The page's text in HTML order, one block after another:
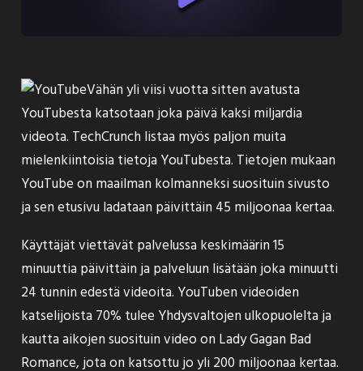
Vähän yli viisi vuotta sitten avatusta
YouTubesta katsotaan joka päivä kaksi miljardia
videota. TechCrunch listaa myös paljon muita
mielenkiintoisia tietoja YouTubesta. Tietojen mukaan
YouTube on maailman kolmanneksi suosituin sivusto
ja sen etusivu ladataan päivittäin 45 miljoonaa kertaa.
Käyttäjät viettävät palvelussa keskimäärin 15
minuuttia päivittäin ja palveluun lisätään joka minuutti
24 tunnin edestä videoita. YouTuben videoiden
katselijoista 70% tulee Yhdysvaltojen ulkopuolelta ja
kautta aikojen suosituin video on Lady Gagan Bad
Romance, jota on katsottu jo yli 200 miljoonaa kertaa.